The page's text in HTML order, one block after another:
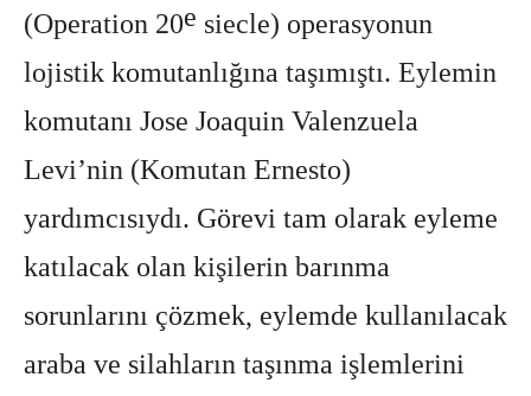
(Operation 20e siecle) operasyonun
lojistik komutanlığına taşımıştı. Eylemin
komutanı Jose Joaquin Valenzuela
Levi’nin (Komutan Ernesto)
yardımcısıydı. Görevi tam olarak eyleme
katılacak olan kişilerin barınma
sorunlarını çözmek, eylemde kullanılacak
araba ve silahların taşınma işlemlerini